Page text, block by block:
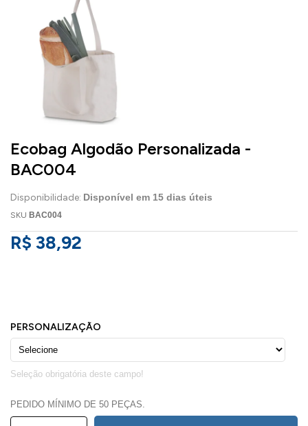
Ecobag Algodão Personalizada -
BAC004
Disponibilidade: Disponível em 15 dias úteis
SKU BAC004
R$ 38,92
PEDIDO MÍNIMO DE 50 PEÇAS.